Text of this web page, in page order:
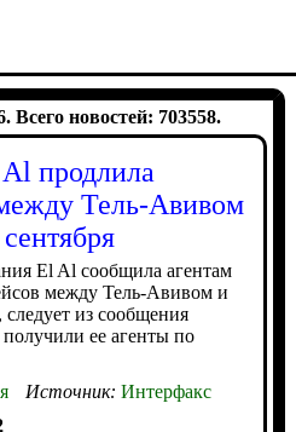
Всего новостей: 703558.
продлила
Тель-Авивом
El Al сообщила агентам
между Тель-Авивом и
из сообщения
ее агенты по
Источник: Интерфакс